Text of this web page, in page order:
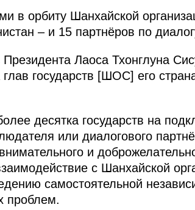
в орбиту Шанхайской
– и 15 партнёров по
Лаоса Тхонглуна
государств [ШОС] его
десятка государств на
или диалогового
и
с Шанхайской
самостоятельной
проблем.